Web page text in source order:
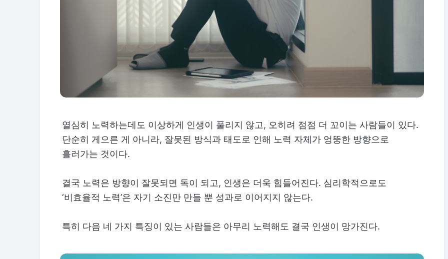
열심히 노력하는데도 이상하게 인생이 풀리지 않고, 오히려 점점 더 꼬이는 사람들이 있다.
단순히 게으른 게 아니라, 잘못된 방식과 태도로 인해 노력 자체가 엉뚱한 방향으로
흘러가는 것이다.
결국 노력은 방향이 잘못되면 독이 되고, 인생은 더욱 힘들어진다. 심리학적으로도
‘비효율적 노력’은 자기 소진만 만들 뿐 성과로 이어지지 않는다.
특히 다음 네 가지 특징이 있는 사람들은 아무리 노력해도 결국 인생이 망가진다.